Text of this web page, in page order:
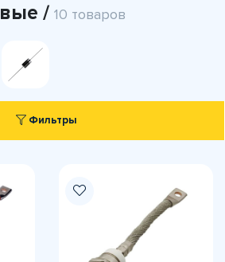
/ 10 товаров
Фильтры